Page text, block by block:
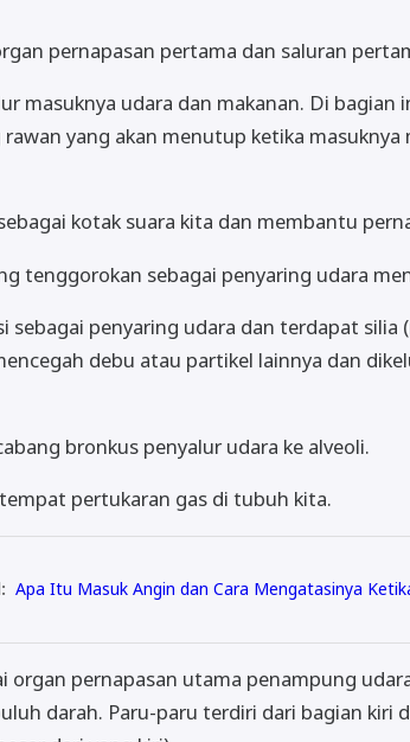
pernapasan pertama dan saluran
masuknya udara dan makanan. Di
yang akan menutup ketika masuknya
kotak suara kita dan membantu
tenggorokan sebagai penyaring udara
sebagai penyaring udara dan terdapat silia
debu atau partikel lainnya dan
bronkus penyalur udara ke alveoli.
pertukaran gas di tubuh kita.
Apa Itu Masuk Angin dan Cara Mengatasinya
organ pernapasan utama penampung
darah. Paru-paru terdiri dari bagian kiri